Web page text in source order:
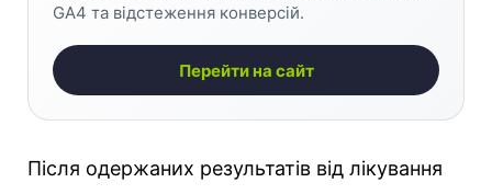
GA4 та відстеження конверсій.
Перейти на сайт
Після одержаних результатів від лікування